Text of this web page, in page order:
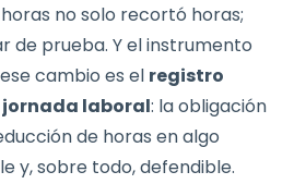
no solo recortó horas;
de prueba. Y el instrumento
cambio es el registro
laboral: la obligación
de horas en algo
y, sobre todo, defendible.